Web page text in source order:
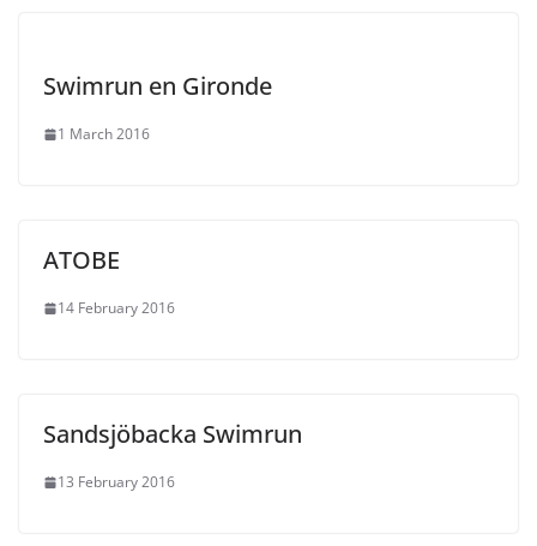
Swimrun en Gironde
1 March 2016
ATOBE
14 February 2016
Sandsjöbacka Swimrun
13 February 2016